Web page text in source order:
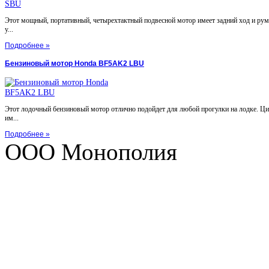
Этот мощный, портативный, четырехтактный подвесной мотор имеет задний ход и
у...
Подробнее »
Бензиновый мотор Honda BF5AK2 LBU
Этот лодочный бензиновый мотор отлично подойдет для любой прогулки на лодке.
им...
Подробнее »
ООО Монополия